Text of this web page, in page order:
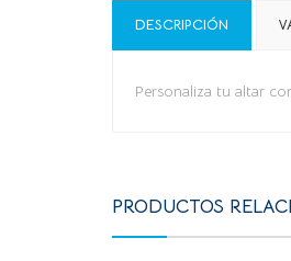
DESCRIPCIÓN
Personaliza tu altar
PRODUCTOS